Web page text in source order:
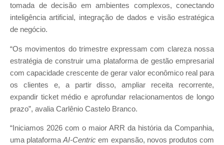
tomada de decisão em ambientes complexos, conectando
inteligência artificial, integração de dados e visão estratégica
de negócio.
“Os movimentos do trimestre expressam com clareza nossa
estratégia de construir uma plataforma de gestão empresarial
com capacidade crescente de gerar valor econômico real para
os clientes e, a partir disso, ampliar receita recorrente,
expandir ticket médio e aprofundar relacionamentos de longo
prazo”, avalia Carlênio Castelo Branco.
“Iniciamos 2026 com o maior ARR da história da Companhia,
uma plataformaAI-Centric em expansão, novos produtos com